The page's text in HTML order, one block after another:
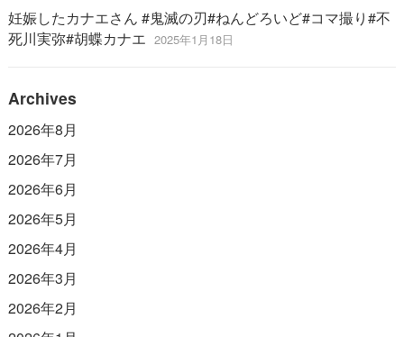
妊娠したカナエさん #鬼滅の刃#ねんどろいど#コマ撮り#不
死川実弥#胡蝶カナエ 2025年1月18日
Archives
2026年8月
2026年7月
2026年6月
2026年5月
2026年4月
2026年3月
2026年2月